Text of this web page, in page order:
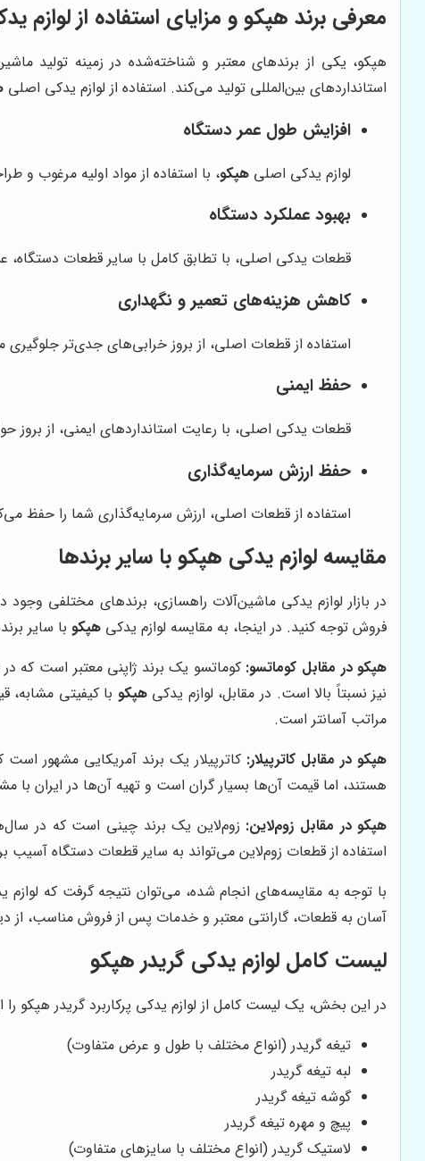
معرفی برند هپکو و مزایای استفاده از لوازم
هپکو، یکی از برندهای معتبر و شناخته‌شده در زمینه تولید
استانداردهای بین‌المللی تولید می‌کند. استفاده از لوازم یدکی اصلی
افزایش طول عمر دستگاه
لوازم یدکی اصلی هپکو، با استفاده از مواد اولیه مرغوب
بهبود عملکرد دستگاه
قطعات یدکی اصلی، با تطابق کامل با سایر قطعات دستگاه،
کاهش هزینه‌های تعمیر و نگهداری
استفاده از قطعات اصلی، از بروز خرابی‌های جدی‌تر
حفظ ایمنی
قطعات یدکی اصلی، با رعایت استانداردهای ایمنی، از بروز
حفظ ارزش سرمایه‌گذاری
استفاده از قطعات اصلی، ارزش سرمایه‌گذاری شما را حفظ
مقایسه لوازم یدکی هپکو با سایر برندها
در بازار لوازم یدکی ماشین‌آلات راهسازی، برندهای مختلفی
فروش توجه کنید. در اینجا، به مقایسه لوازم یدکی هپکوبا سایر
هپکو در مقابل کوماتسو: کوماتسو یک برند ژاپنی معتبر است که
نیز نسبتاً بالا است. در مقابل، لوازم یدکیهپکو با کیفیتی
مراتب آسانتر است.
هپکو در مقابل کاترپیلار: کاترپیلار یک برند آمریکایی مشهور
هستند، اما قیمت آن‌ها بسیار گران است و تهیه آن‌ها در ایران با
هپکو در مقابل زوم‌لاین: زوم‌لاین یک برند چینی است که در
استفاده از قطعات زوم‌لاین می‌تواند به سایر قطعات دستگاه
با توجه به مقایسه‌های انجام شده، می‌توان نتیجه گرفت که لوازم
آسان به قطعات، گارانتی معتبر و خدمات پس از فروش مناسب، از
لیست کامل لوازم یدکی گریدر هپکو
در این بخش، یک لیست کامل از لوازم یدکی پرکاربرد گریدر هپکو را
تیغه گریدر (انواع مختلف با طول و عرض متفاوت)
لبه تیغه گریدر
گوشه تیغه گریدر
پیچ و مهره تیغه گریدر
لاستیک گریدر (انواع مختلف با سایزهای متفاوت)